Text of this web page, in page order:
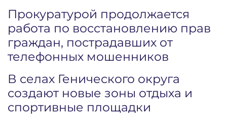
Прокуратурой продолжается
работа по восстановлению прав
граждан, пострадавших от
телефонных мошенников
В селах Генического округа
создают новые зоны отдыха и
спортивные площадки